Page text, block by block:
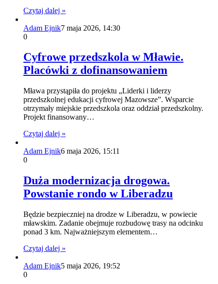
Czytaj dalej »
Adam Ejnik7 maja 2026, 14:30
0
Cyfrowe przedszkola w Mławie.
Placówki z dofinansowaniem
Mława przystąpiła do projektu „Liderki i liderzy
przedszkolnej edukacji cyfrowej Mazowsze”. Wsparcie
otrzymały miejskie przedszkola oraz oddział przedszkolny.
Projekt finansowany…
Czytaj dalej »
Adam Ejnik6 maja 2026, 15:11
0
Duża modernizacja drogowa.
Powstanie rondo w Liberadzu
Będzie bezpieczniej na drodze w Liberadzu, w powiecie
mławskim. Zadanie obejmuje rozbudowę trasy na odcinku
ponad 3 km. Najważniejszym elementem…
Czytaj dalej »
Adam Ejnik5 maja 2026, 19:52
0